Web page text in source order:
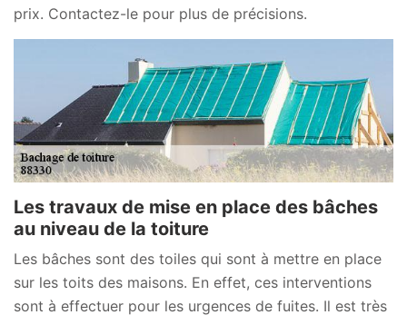
prix. Contactez-le pour plus de précisions.
Les travaux de mise en place des bâches
au niveau de la toiture
Les bâches sont des toiles qui sont à mettre en place
sur les toits des maisons. En effet, ces interventions
sont à effectuer pour les urgences de fuites. Il est très